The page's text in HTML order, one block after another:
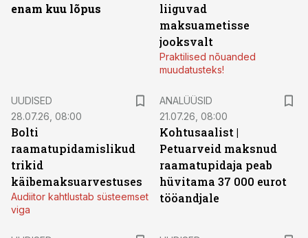
enam kuu lõpus
liiguvad
maksuametisse
jooksvalt
Praktilised nõuanded
muudatusteks!
UUDISED
28.07.26, 08:00
Bolti
raamatupidamislikud
trikid
käibemaksuarvestuses
Audiitor kahtlustab süsteemset
viga
ANALÜÜSID
21.07.26, 08:00
Kohtusaalist |
Petuarveid maksnud
raamatupidaja peab
hüvitama 37 000 eurot
tööandjale